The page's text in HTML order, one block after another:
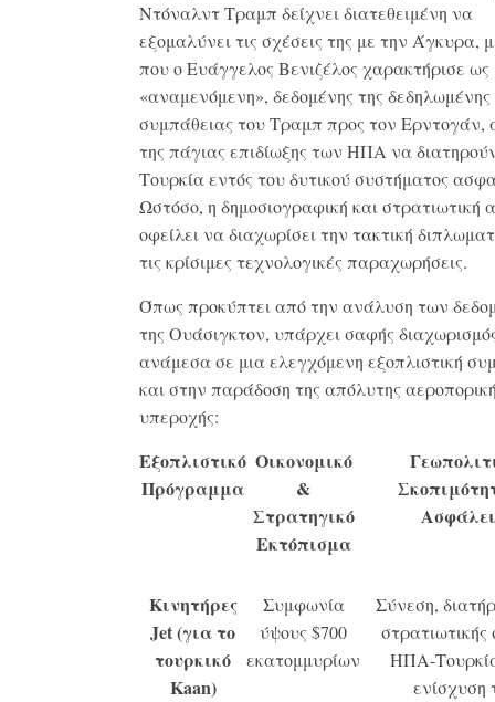
Ντόναλντ Τραμπ δείχνει διατεθειμένη να
εξομαλύνει τις σχέσεις της με την Άγκυρα,
που ο Ευάγγελος Βενιζέλος χαρακτήρισε ως
«αναμενόμενη», δεδομένης της δεδηλωμένης
συμπάθειας του Τραμπ προς τον Ερντογάν,
της πάγιας επιδίωξης των ΗΠΑ να
Τουρκία εντός του δυτικού συστήματος
Ωστόσο, η δημοσιογραφική και στρατιωτική
οφείλει να διαχωρίσει την τακτική
τις κρίσιμες τεχνολογικές παραχωρήσεις.
Όπως προκύπτει από την ανάλυση των
της Ουάσιγκτον, υπάρχει σαφής
ανάμεσα σε μια ελεγχόμενη εξοπλιστική
και στην παράδοση της απόλυτης
υπεροχής:
Εξοπλιστικό
Πρόγραμμα
Οικονομικό
&
Στρατηγικό
Εκτόπισμα
Κινητήρες
Jet(για το
τουρκικό
Kaan)
Συμφωνία
ύψους $700
εκατομμυρίων
Σύνεση,
στρατιωτικής
ΗΠΑ-
ενίσχυση